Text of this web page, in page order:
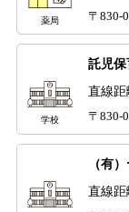
薬局 〒830-
学校
託児保
直線距
〒830-
（有
直線距